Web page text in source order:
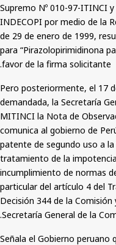
Supremo Nº 010-97-ITINCI
INDECOPI por medio de la
de 29 de enero de 1999,
para “Pirazolopirimidinona
favor de la firma solicitante.
Pero posteriormente, el 17
demandada, la Secretaría
MITINCI la Nota de
comunica al gobierno de
patente de segundo uso a
tratamiento de la
incumplimiento de normas
particular del artículo 4 del
Decisión 344 de la Comisión
Secretaría General de la
Señala el Gobierno peruano